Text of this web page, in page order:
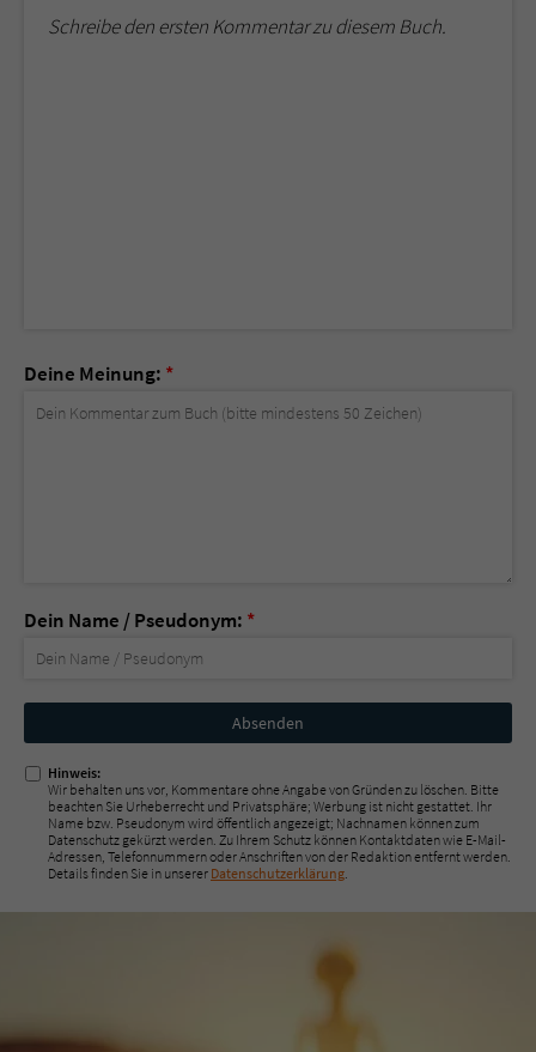
Schreibe den ersten Kommentar zu diesem Buch.
Deine Meinung: *
Dein Name / Pseudonym: *
Nicht
ausfüllen!
Hinweis:
Wir behalten uns vor, Kommentare ohne Angabe von Gründen zu löschen. Bitte
beachten Sie Urheberrecht und Privatsphäre; Werbung ist nicht gestattet. Ihr
Name bzw. Pseudonym wird öffentlich angezeigt; Nachnamen können zum
Datenschutz gekürzt werden. Zu Ihrem Schutz können Kontaktdaten wie E-Mail-
Adressen, Telefonnummern oder Anschriften von der Redaktion entfernt werden.
Details finden Sie in unserer Datenschutzerklärung